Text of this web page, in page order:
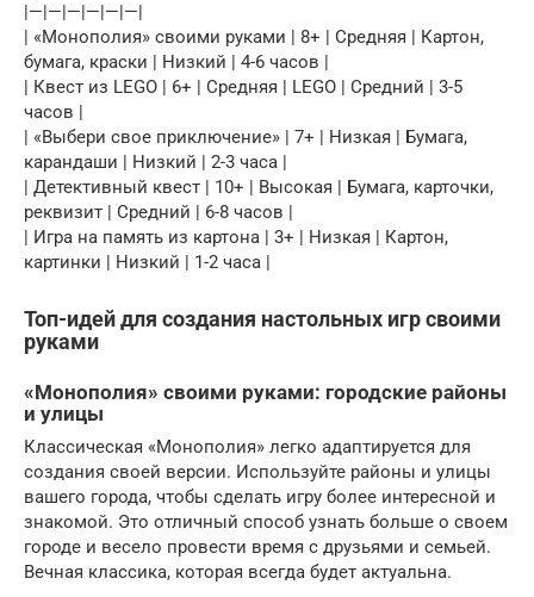
|—|—|—|—|—|—|
| «Монополия» своими руками | 8+ | Средняя | Картон,
бумага, краски | Низкий | 4-6 часов |
| Квест из LEGO | 6+ | Средняя | LEGO | Средний | 3-5
часов |
| «Выбери свое приключение» | 7+ | Низкая | Бумага,
карандаши | Низкий | 2-3 часа |
| Детективный квест | 10+ | Высокая | Бумага, карточки,
реквизит | Средний | 6-8 часов |
| Игра на память из картона | 3+ | Низкая | Картон,
картинки | Низкий | 1-2 часа |
Топ-идей для создания настольных игр своими
руками
«Монополия» своими руками: городские районы
и улицы
Классическая «Монополия» легко адаптируется для
создания своей версии. Используйте районы и улицы
вашего города, чтобы сделать игру более интересной и
знакомой. Это отличный способ узнать больше о своем
городе и весело провести время с друзьями и семьей.
Вечная классика, которая всегда будет актуальна.